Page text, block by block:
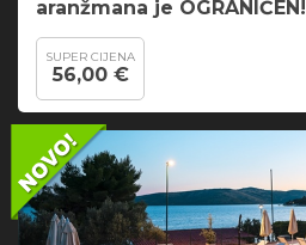
aranžmana je OGRANIČEN!
SUPER CIJENA
56,00 €